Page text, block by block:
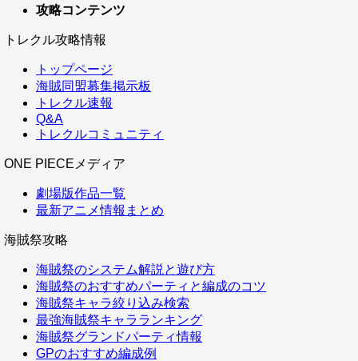
攻略コンテンツ
トレクル攻略情報
トップページ
海賊同盟募集掲示板
トレクル速報
Q&A
トレクルコミュニティ
ONE PIECEメディア
劇場版作品一覧
最新アニメ情報まとめ
海賊祭攻略
海賊祭のシステム解説と遊び方
海賊祭のおすすめパーティと編成のコツ
海賊祭キャラ絞り込み検索
最強海賊祭キャラランキング
海賊祭グランドパーティ情報
GPのおすすめ編成例